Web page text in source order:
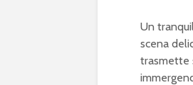
Un
scena
trasmette